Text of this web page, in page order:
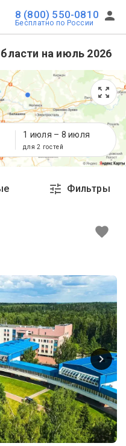
8 (800) 550-0810
Бесплатно по России
на июль 2026
1 июля – 8 июля
для 2 гостей
Фильтры